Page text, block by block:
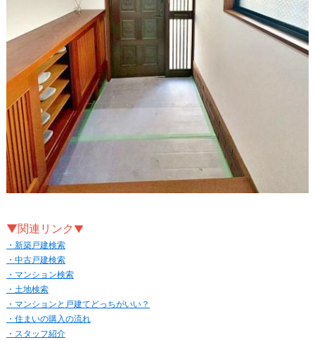
▼関連リンク ▼
・新築戸建検索
・中古戸建検索
・マンション検索
・土地検索
・マンションと戸建てどっちがいい？
・住まいの購入の流れ
・スタッフ紹介